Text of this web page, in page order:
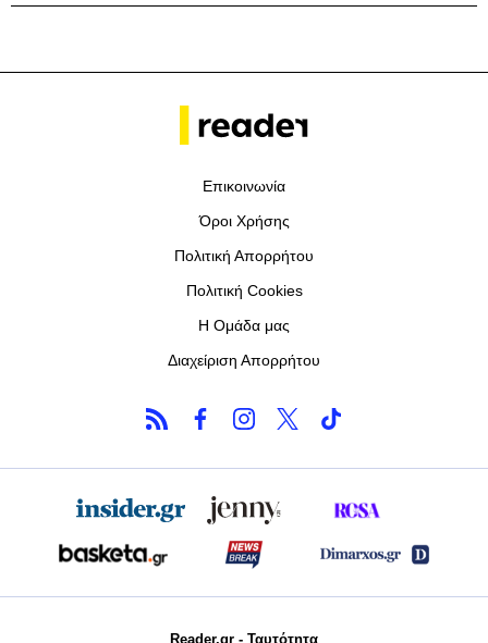
Επικοινωνία
Όροι Χρήσης
Πολιτική Απορρήτου
Πολιτική Cookies
Η Ομάδα μας
Διαχείριση Απορρήτου
Reader.gr - Ταυτότητα